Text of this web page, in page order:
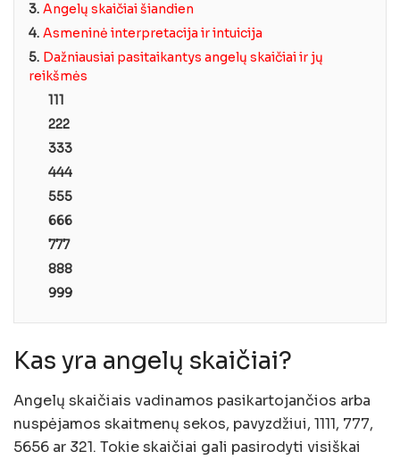
3. Angelų skaičiai šiandien
4. Asmeninė interpretacija ir intuicija
5. Dažniausiai pasitaikantys angelų skaičiai ir jų
reikšmės
111
222
333
444
555
666
777
888
999
Kas yra angelų skaičiai?
Angelų skaičiais vadinamos pasikartojančios arba
nuspėjamos skaitmenų sekos, pavyzdžiui, 1111, 777,
5656 ar 321. Tokie skaičiai gali pasirodyti visiškai